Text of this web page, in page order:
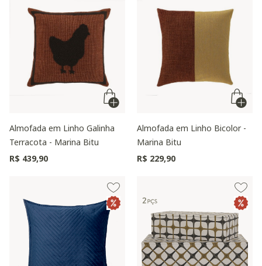
Almofada em Linho Galinha
Terracota - Marina Bitu
R$ 439,90
Almofada em Linho Bicolor -
Marina Bitu
R$ 229,90